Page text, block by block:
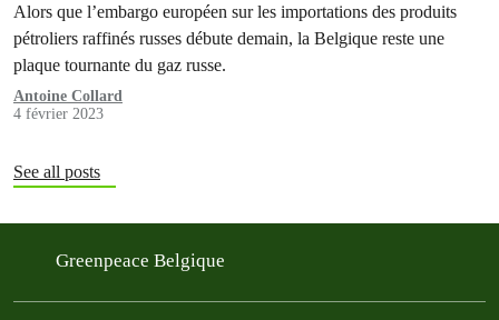
Alors que l’embargo européen sur les importations des produits
pétroliers raffinés russes débute demain, la Belgique reste une
plaque tournante du gaz russe.
Antoine Collard
4 février 2023
See all posts
Greenpeace Belgique